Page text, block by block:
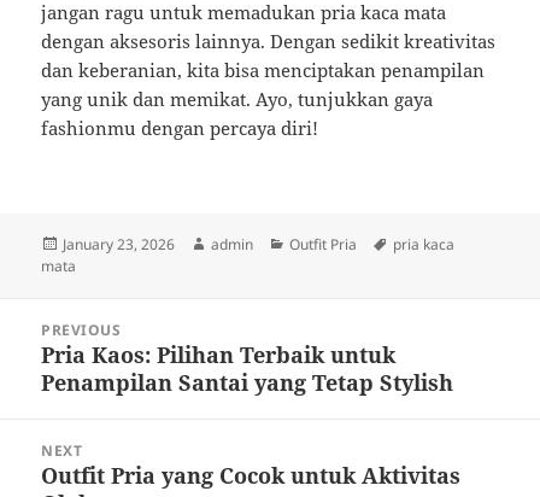
jangan ragu untuk memadukan pria kaca mata
dengan aksesoris lainnya. Dengan sedikit kreativitas
dan keberanian, kita bisa menciptakan penampilan
yang unik dan memikat. Ayo, tunjukkan gaya
fashionmu dengan percaya diri!
Posted
on
January 23, 2026 Author
admin Categories
Outfit Pria Tags
pria kaca
mata
navigation
PREVIOUS
Previous
post:
Pria Kaos: Pilihan Terbaik untuk
Penampilan Santai yang Tetap Stylish
NEXT
Next
Outfit Pria yang Cocok untuk Aktivitas